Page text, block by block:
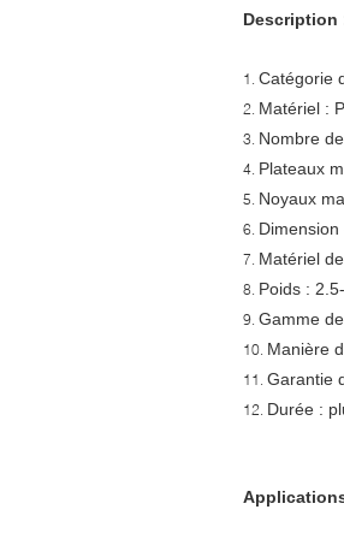
Description
1. Catégorie
2. Matériel :
3. Nombre
4. Plateaux
5. Noyaux
6. Dimension
7. Matériel
8. Poids :
9. Gamme
10. Manière
11. Garantie
12. Durée :